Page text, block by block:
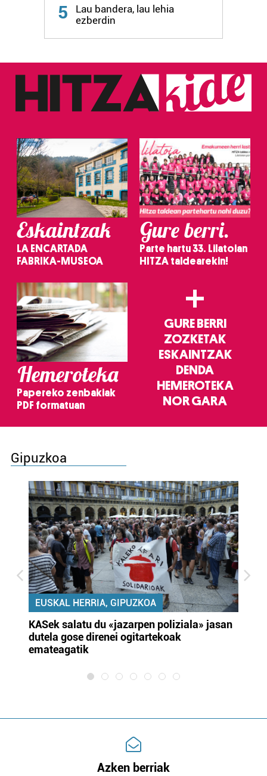
fitxategiak erabiltzen ditu. Zure esperientzia eta
zerbitzuak hobetzeko asmoz, cookie teknologiaz
baliatzen gara. Ohar hau onartuz gero, teknologia hori
5
Lau bandera, lau lehia
ezberdin
Eskaintzak
LA ENCARTADA
FABRIKA-MUSEOA
Gure berri.
Parte hartu 33. Lilatoian
HITZA taldearekin!
Hemeroteka
Papereko zenbakiak
PDF formatuan
+
GURE BERRI
ZOZKETAK
ESKAINTZAK
DENDA
HEMEROTEKA
NOR GARA
Gipuzkoa
EUSKAL HERRIA, GIPUZKOA
KASek salatu du «jazarpen poliziala» jasan
dutela gose direnei ogitartekoak
emateagatik
Azken berriak